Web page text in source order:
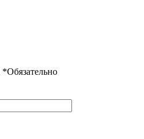
*Обязательно